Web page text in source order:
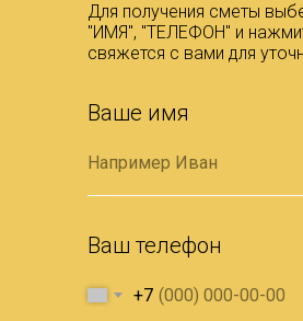
Для получения сметы
"ИМЯ", "ТЕЛЕФОН" и
свяжется с вами для
Ваше имя
Ваш телефон
+7